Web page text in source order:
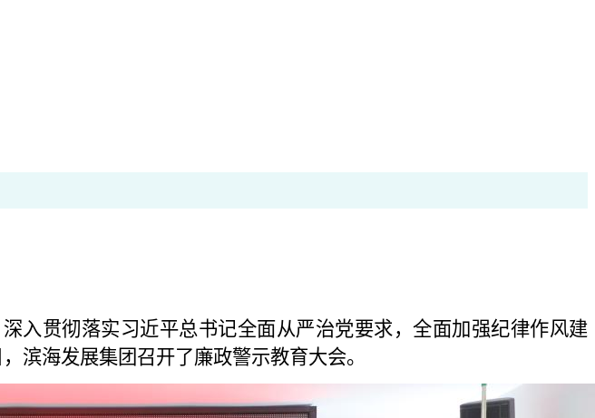
贯彻落实习近平总书记全面从严治党要求，全面加强纪律作风建
滨海发展集团召开了廉政警示教育大会。